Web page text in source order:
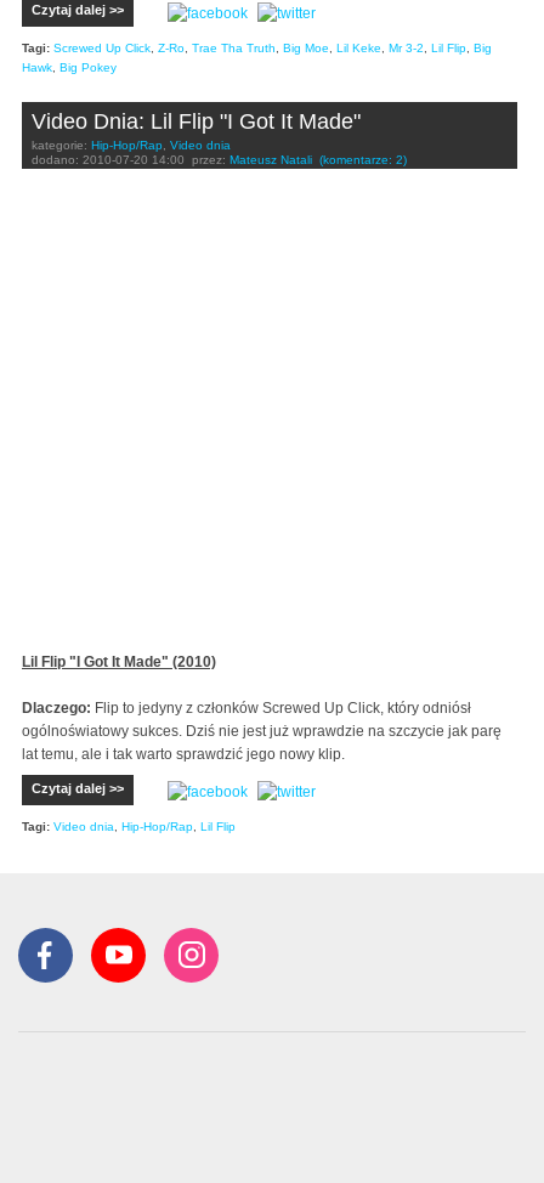
Czytaj dalej >>
Tagi: Screwed Up Click Z-Ro Trae Tha Truth Big Moe Lil Keke Mr 3-2 Lil Flip Big
Hawk Big Pokey
Video Dnia: Lil Flip "I Got It Made"
kategorie: Hip-Hop/Rap
Video dnia
dodano: 2010-07-20 14:00 przez: Mateusz Natali (komentarze: 2)
Lil Flip "I Got It Made" (2010)
Dlaczego: Flip to jedyny z członków Screwed Up Click, który odniósł
ogólnoświatowy sukces. Dziś nie jest już wprawdzie na szczycie jak parę
lat temu, ale i tak warto sprawdzić jego nowy klip.
Czytaj dalej >>
Tagi: Video dnia Hip-Hop/Rap Lil Flip